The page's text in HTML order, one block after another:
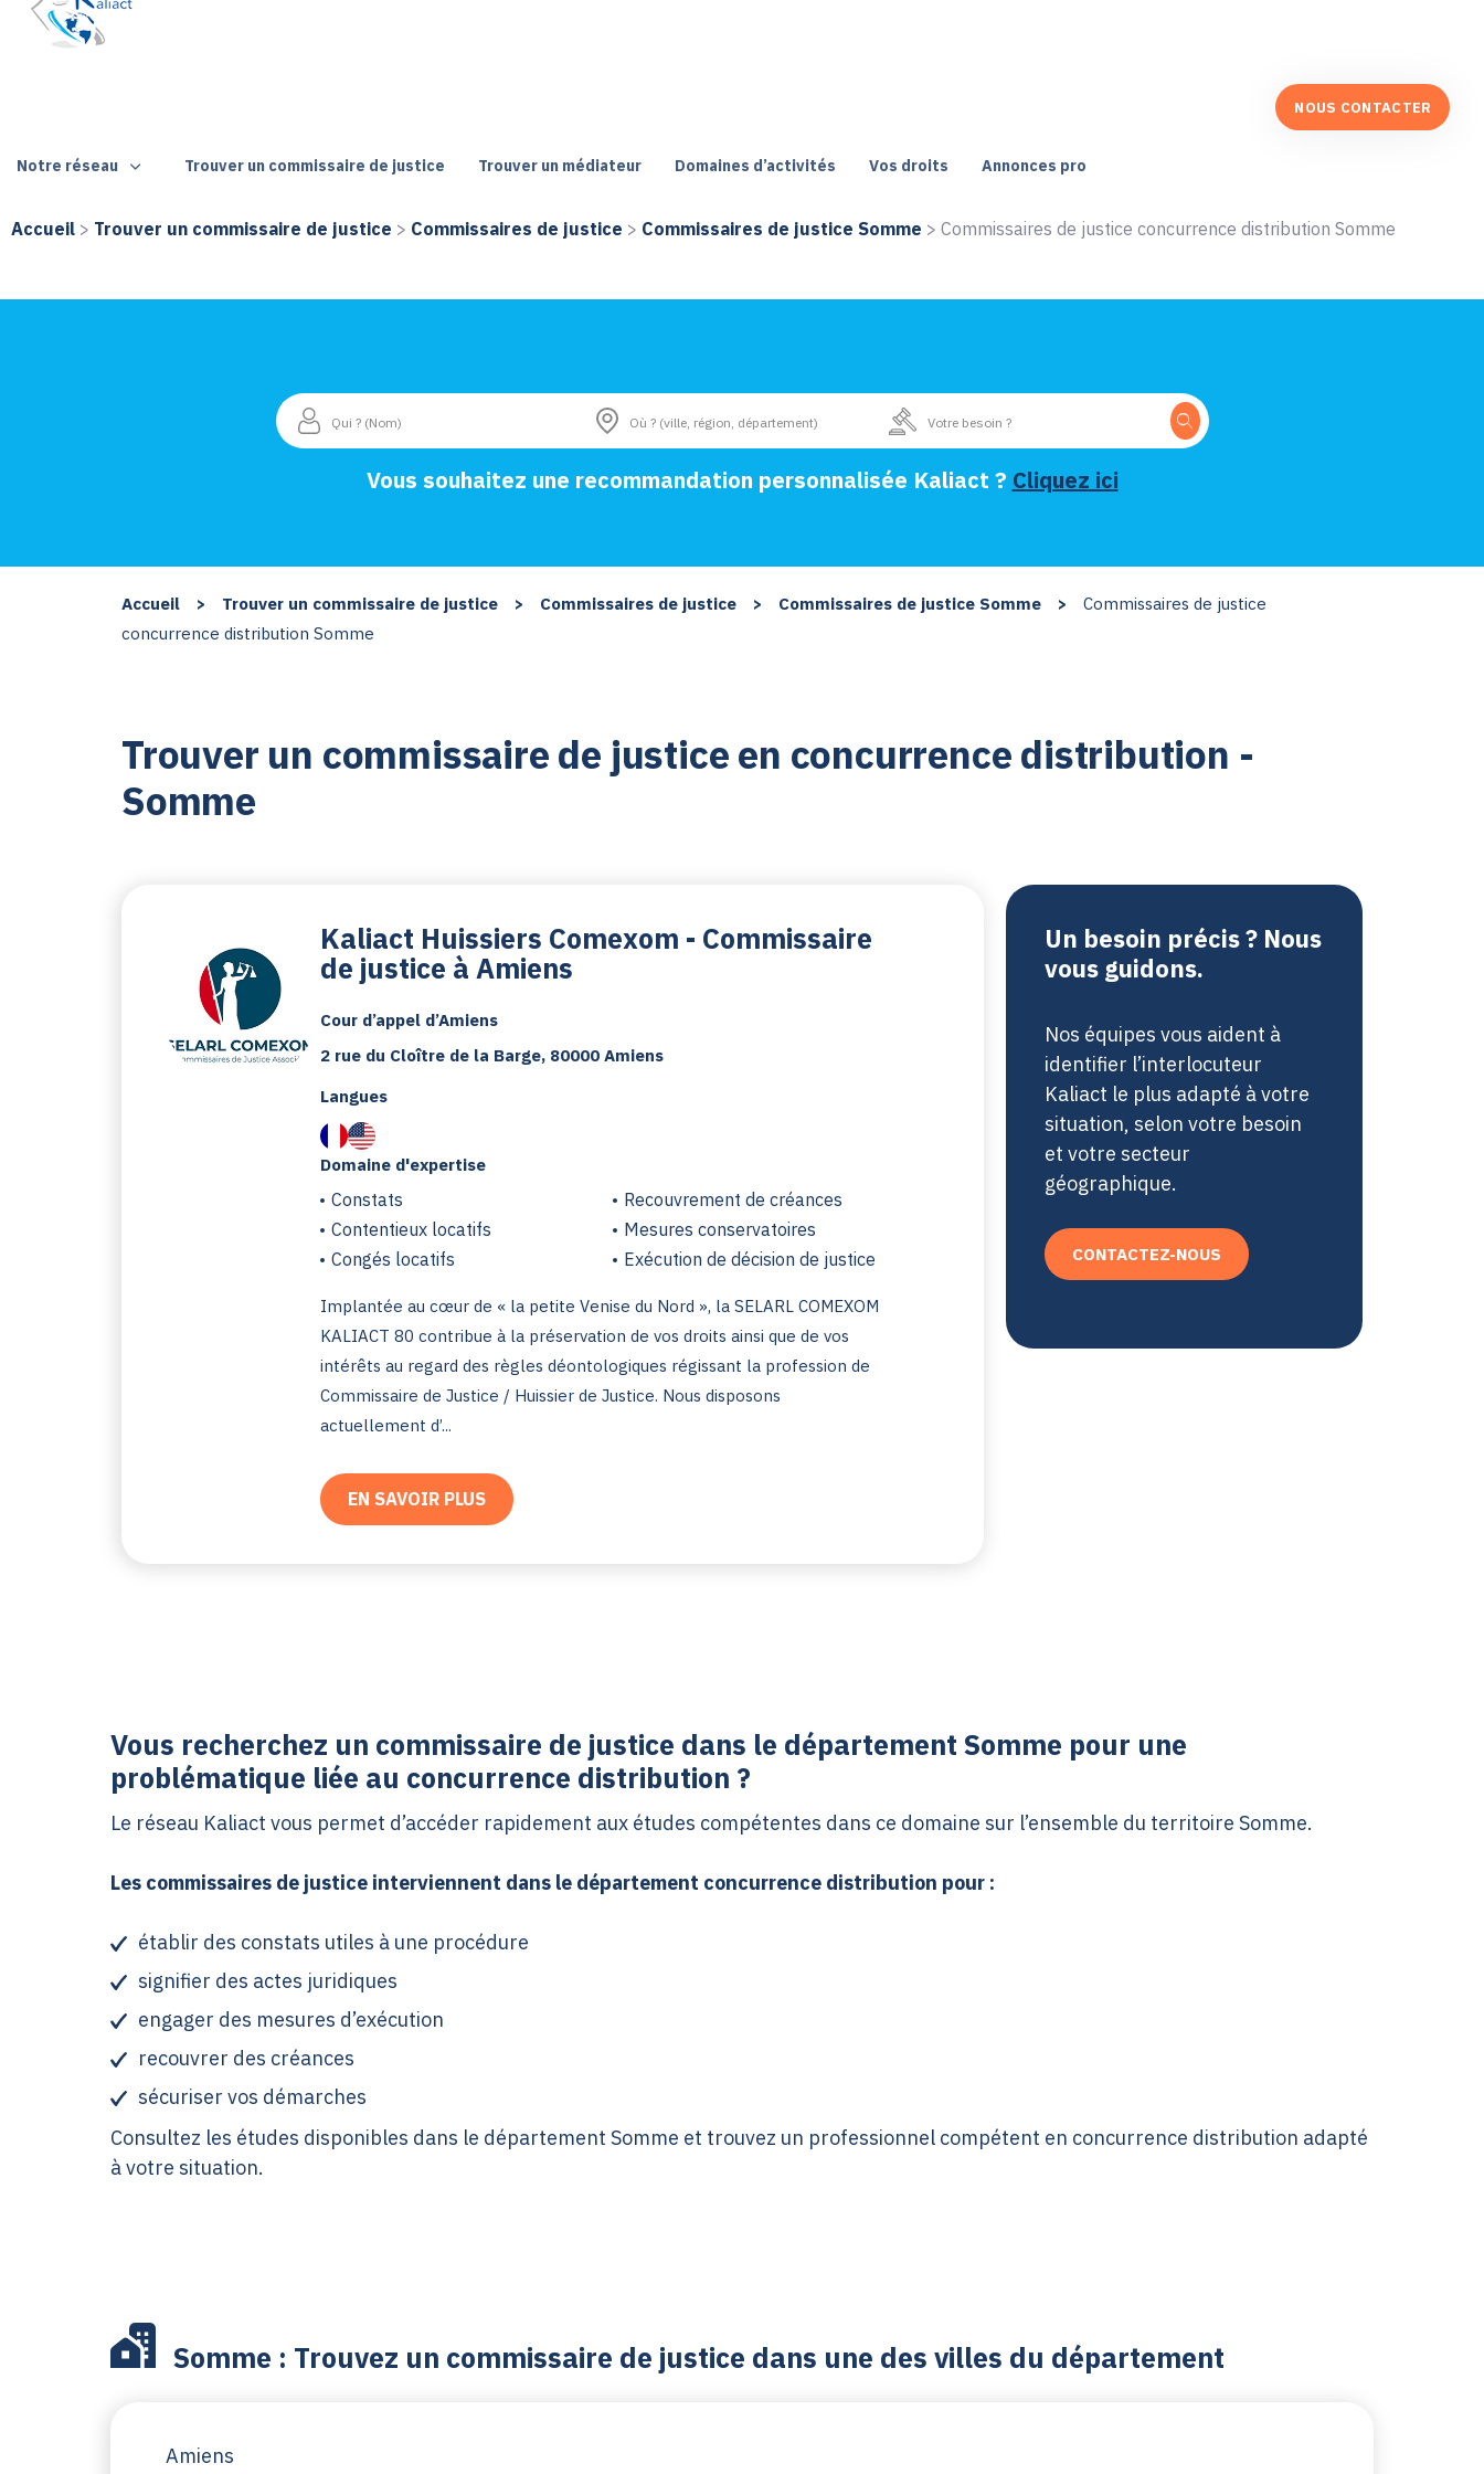
Notre réseau Trouver un commissaire de justice Trouver un médiateur Domaines d’activités Vos droits Annonces pro
NOUS CONTACTER
Accueil > Trouver un commissaire de justice > Commissaires de justice > Commissaires de justice Somme > Commissaires de justice concurrence distribution Somme
Vous souhaitez une recommandation personnalisée Kaliact ? Cliquez ici
Accueil > Trouver un commissaire de justice > Commissaires de justice > Commissaires de justice Somme >
Commissaires de justice
concurrence distribution Somme
Trouver un commissaire de justice en concurrence distribution -
Somme
Kaliact Huissiers Comexom - Commissaire
de justice à Amiens
Cour d’appel d’Amiens
2 rue du Cloître de la Barge, 80000 Amiens
Domaine d'expertise
Constats
Recouvrement de créances
Contentieux locatifs
Mesures conservatoires
Congés locatifs
Exécution de décision de justice
Langues
Implantée au cœur de « la petite Venise du Nord », la SELARL COMEXOM
KALIACT 80 contribue à la préservation de vos droits ainsi que de vos
intérêts au regard des règles déontologiques régissant la profession de
Commissaire de Justice / Huissier de Justice. Nous disposons
actuellement d’...
EN SAVOIR PLUS
Un besoin précis ? Nous
vous guidons.
Nos équipes vous aident à
identifier l’interlocuteur
Kaliact le plus adapté à votre
situation, selon votre besoin
et votre secteur
géographique.
CONTACTEZ-NOUS
Vous recherchez un commissaire de justice dans le département Somme pour une
problématique liée au concurrence distribution ?
Le réseau Kaliact vous permet d’accéder rapidement aux études compétentes dans ce domaine sur l’ensemble du territoire Somme.
Les commissaires de justice interviennent dans le département concurrence distribution pour :
établir des constats utiles à une procédure
signifier des actes juridiques
engager des mesures d’exécution
recouvrer des créances
sécuriser vos démarches
Consultez les études disponibles dans le département Somme et trouvez un professionnel compétent en concurrence distribution adapté
à votre situation.
Somme : Trouvez un commissaire de justice dans une des villes du département
Amiens